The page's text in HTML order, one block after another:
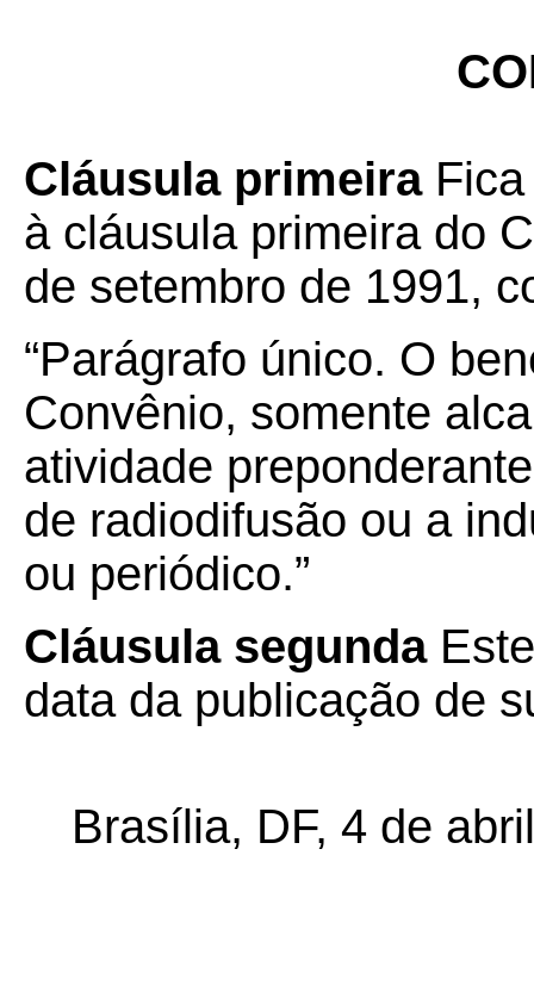
Cláusula primeira
à cláusula primeira do
de setembro de 1991,
“Parágrafo único. O
Convênio, somente
atividade
de radiodifusão ou a
ou periódico.”
Cláusula segunda
data da publicação de
Brasília, DF, 4 de